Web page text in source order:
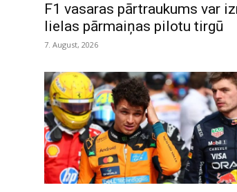
F1 vasaras pārtraukums var
lielas pārmaiņas pilotu tirgū
7. August, 2026